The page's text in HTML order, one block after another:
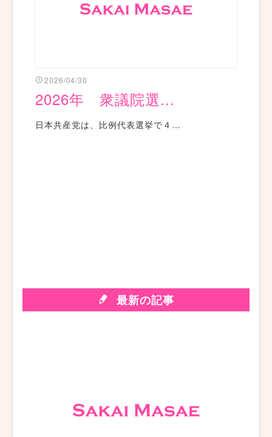
2026/04/30
2026年 衆議院選...
日本共産党は、比例代表選挙で４…
最新の記事